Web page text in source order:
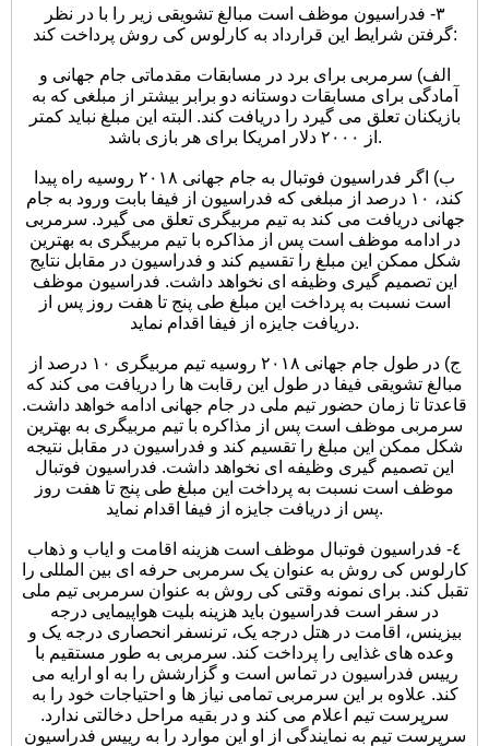
٣- فدراسیون موظف است مبالغ تشویقی زیر را با در نظر
گرفتن شرایط این قرارداد به کارلوس کی روش پرداخت کند:
الف) سرمربی برای برد در مسابقات مقدماتی جام جهانی و
آمادگی برای مسابقات دوستانه دو برابر بیشتر از مبلغی که به
بازیکنان تعلق می گیرد را دریافت کند. البته این مبلغ نباید کمتر
از ٢٠٠٠ دلار امریکا برای هر بازی باشد.
ب) اگر فدراسیون فوتبال به جام جهانی ٢٠١٨ روسیه راه پیدا
کند، ١٠ درصد از مبلغی که فدراسیون از فیفا بابت ورود به جام
جهانی دریافت می کند به تیم مربیگری تعلق می گیرد. سرمربی
در ادامه موظف است پس از مذاکره با تیم مربیگری به بهترین
شکل ممکن این مبلغ را تقسیم کند و فدراسیون در مقابل نتایج
این تصمیم گیری وظیفه ای نخواهد داشت. فدراسیون موظف
است نسبت به پرداخت این مبلغ طی پنج تا هفت روز پس از
دریافت جایزه از فیفا اقدام نماید.
ج) در طول جام جهانی ٢٠١٨ روسیه تیم مربیگری ١٠ درصد از
مبالغ تشویقی فیفا در طول این رقابت ها را دریافت می کند که
قاعدتا تا زمان حضور تیم ملی در جام جهانی ادامه خواهد داشت.
سرمربی موظف است پس از مذاکره با تیم مربیگری به بهترین
شکل ممکن این مبلغ را تقسیم کند و فدراسیون در مقابل نتیجه
این تصمیم گیری وظیفه ای نخواهد داشت. فدراسیون فوتبال
موظف است نسبت به پرداخت این مبلغ طی پنج تا هفت روز
پس از دریافت جایزه از فیفا اقدام نماید.
٤- فدراسیون فوتبال موظف است هزینه اقامت و ایاب و ذهاب
کارلوس کی روش به عنوان یک سرمربی حرفه ای بین المللی را
تقبل کند. برای نمونه وقتی کی روش به عنوان سرمربی تیم ملی
در سفر است فدراسیون باید هزینه بلیت هواپیمایی درجه
بیزینس، اقامت در هتل درجه یک، ترنسفر انحصاری درجه یک و
وعده های غذایی را پرداخت کند. سرمربی به طور مستقیم با
رییس فدراسیون در تماس است و گزارشش را به او ارایه می
کند. علاوه بر این سرمربی تمامی نیاز ها و احتیاجات خود را به
سرپرست تیم اعلام می کند و در بقیه مراحل دخالتی ندارد.
سرپرست تیم به نمایندگی از او این موارد را به رییس فدراسیون